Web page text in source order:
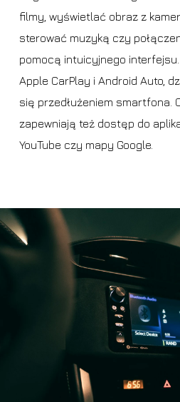
filmy, wyświetlać obraz z
sterować muzyką czy
pomocą intuicyjnego
Apple CarPlay i Android Auto,
się przedłużeniem smartfona.
zapewniają też dostęp do
YouTube czy mapy Google.